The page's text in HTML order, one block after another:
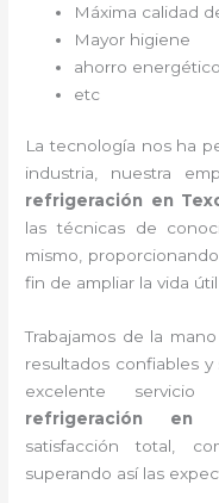
Máxima calidad
Mayor higiene
ahorro energético
etc
La tecnología nos ha
industria, nuestra
refrigeración en
las técnicas de
mismo,
fin de ampliar la vida
Trabajamos de la
resultados confiables
excelente
refrigeración en
satisfacción total,
superando así las